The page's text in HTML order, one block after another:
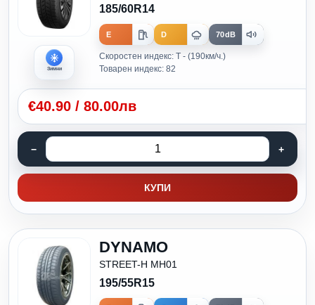
Зимни
185/60R14
E D 70dB
Скоростен индекс: T - (190км/ч.)
Товарен индекс: 82
€40.90 / 80.00лв
КУПИ
DYNAMO
STREET-H MH01
195/55R15